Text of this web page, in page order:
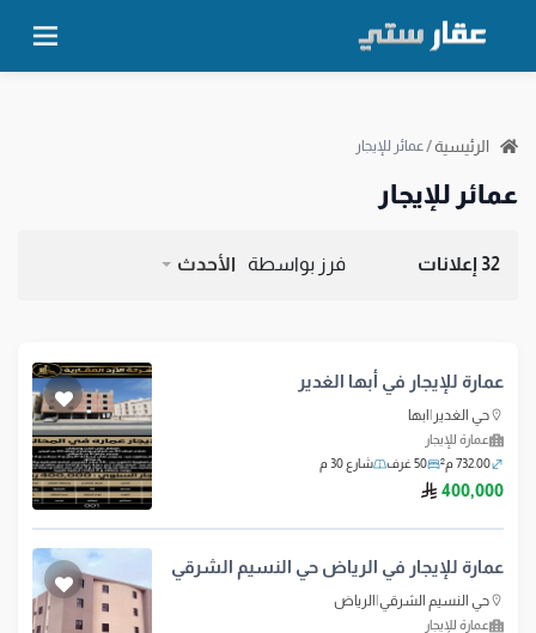
الرئيسية/ عمائر للإيجار
عمائر للإيجار
32 إعلانات فرز بواسطة الأحدث
عمارة للإيجار في أبها الغدير
حي الغدير ابها
عمارة للإيجار
732.00 م²
50 غرف شارع 30 م
400,000 ريال سعودي
عمارة للإيجار في الرياض حي النسيم الشرقي
حي النسيم الشرقي الرياض
عمارة للإيجار